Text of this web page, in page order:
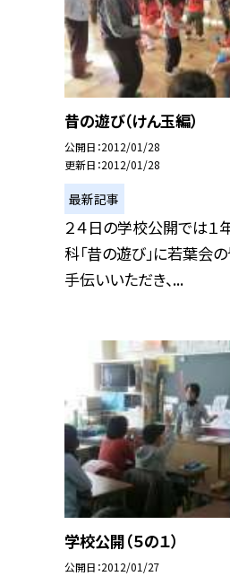
昔の遊び（けん玉編）
公開日 2012/01/28
更新日 2012/01/28
最新記事
２４日の学校公開では１
科「昔の遊び」に若葉会
手伝いいただき、...
学校公開（５の１）
公開日 2012/01/27